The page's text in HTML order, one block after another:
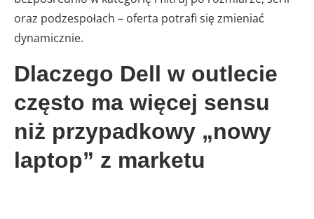
oraz podzespołach – oferta potrafi się zmieniać
dynamicznie.
Dlaczego Dell w outlecie
często ma więcej sensu
niż przypadkowy „nowy
laptop” z marketu